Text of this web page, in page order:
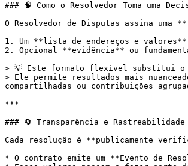
### 🧠 Como o Resolvedor Toma uma
O Resolvedor de Disputas assina uma
1. Um **lista de endereços e valores**
2. Opcional **evidência** ou
> 💡 Este formato flexível substitui o
> Ele permite resultados mais
compartilhadas ou contribuições
***
### 🔄 Transparência e Rastreabilidade
Cada resolução é **publicamente
* O contrato emite um **Evento de